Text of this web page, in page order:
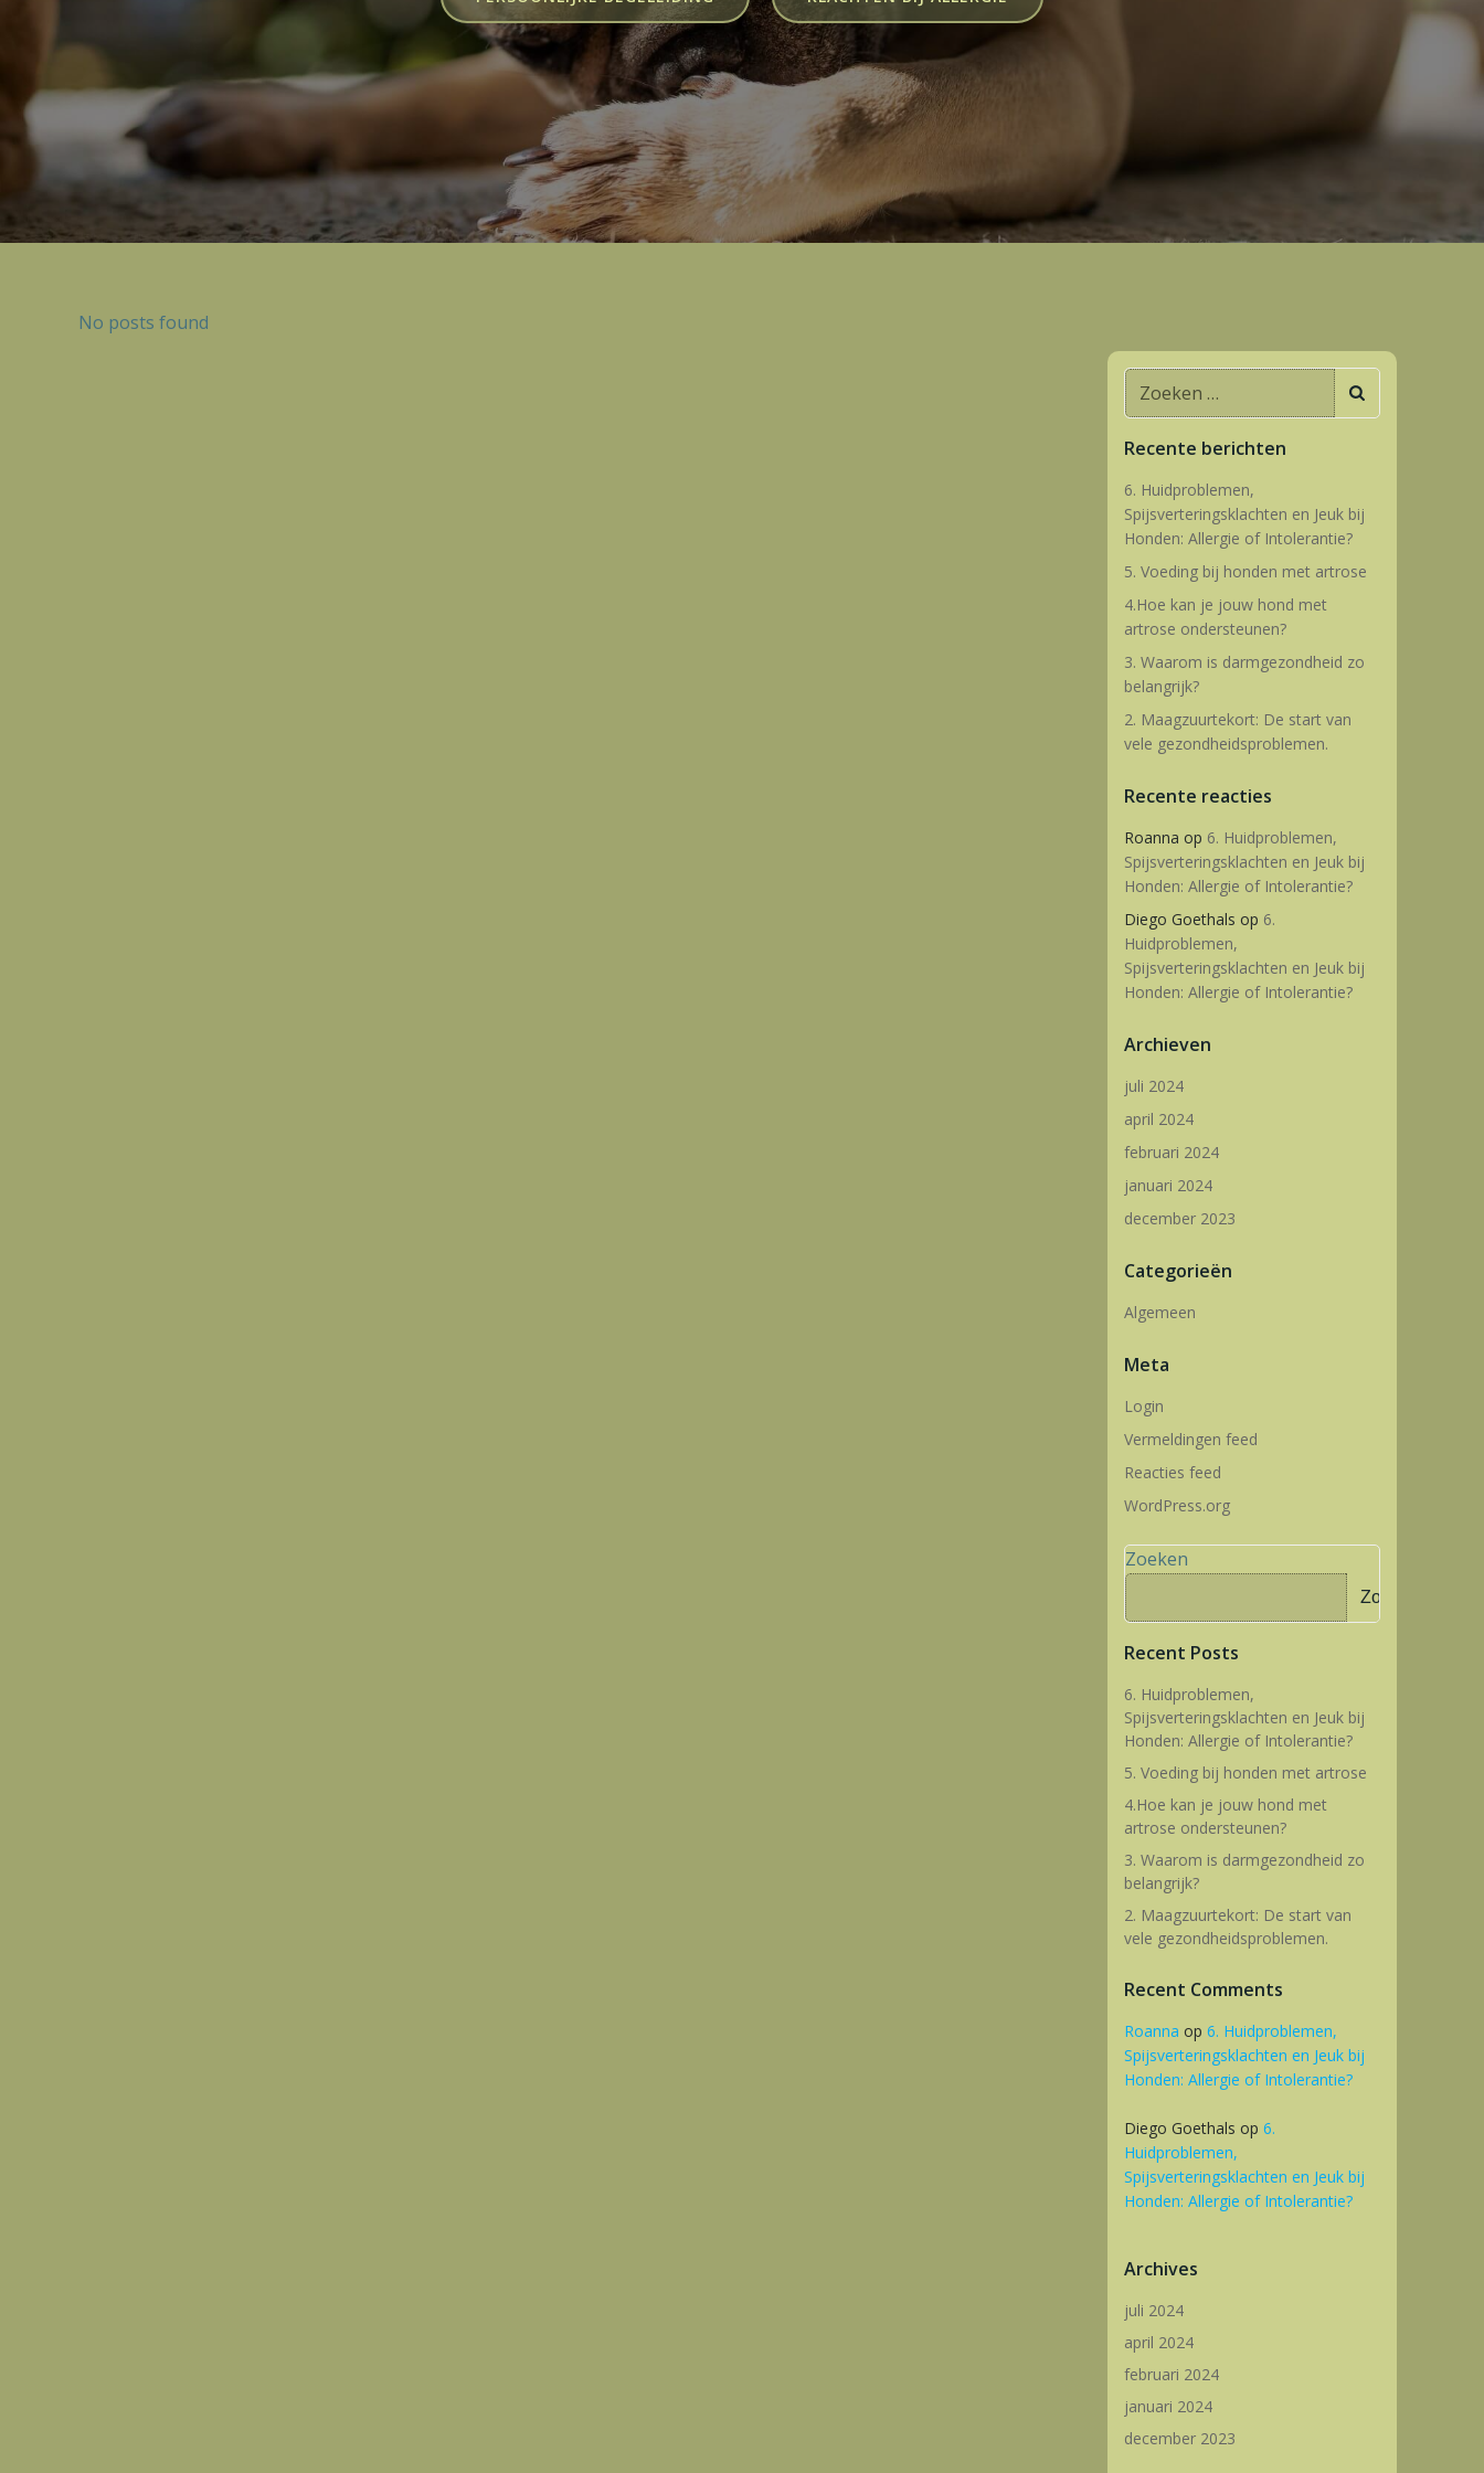
No posts found
Zoeken
naar:
Recente berichten
6. Huidproblemen,
Spijsverteringsklachten en Jeuk bij
Honden: Allergie of Intolerantie?
5. Voeding bij honden met artrose
4.Hoe kan je jouw hond met
artrose ondersteunen?
3. Waarom is darmgezondheid zo
belangrijk?
2. Maagzuurtekort: De start van
vele gezondheidsproblemen.
Recente reacties
Roanna op 6. Huidproblemen,
Spijsverteringsklachten en Jeuk bij
Honden: Allergie of Intolerantie?
Diego Goethals op 6.
Huidproblemen,
Spijsverteringsklachten en Jeuk bij
Honden: Allergie of Intolerantie?
Archieven
juli 2024
april 2024
februari 2024
januari 2024
december 2023
Categorieën
Algemeen
Meta
Login
Vermeldingen feed
Reacties feed
WordPress.org
Zoeken
Zoeken
Recent Posts
6. Huidproblemen,
Spijsverteringsklachten en Jeuk bij
Honden: Allergie of Intolerantie?
5. Voeding bij honden met artrose
4.Hoe kan je jouw hond met
artrose ondersteunen?
3. Waarom is darmgezondheid zo
belangrijk?
2. Maagzuurtekort: De start van
vele gezondheidsproblemen.
Recent Comments
Roanna op 6. Huidproblemen,
Spijsverteringsklachten en Jeuk bij
Honden: Allergie of Intolerantie?
Diego Goethals op 6.
Huidproblemen,
Spijsverteringsklachten en Jeuk bij
Honden: Allergie of Intolerantie?
Archives
juli 2024
april 2024
februari 2024
januari 2024
december 2023